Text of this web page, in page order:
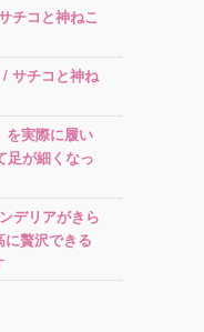
チコと神ねこ
サチコと神ね
を実際に履い
足が細くなっ
デリアがきら
贅沢できる